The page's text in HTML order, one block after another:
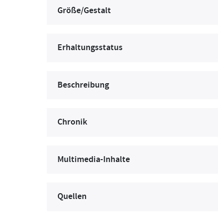
Größe/Gestalt
Erhaltungsstatus
Beschreibung
Chronik
Multimedia-Inhalte
Quellen